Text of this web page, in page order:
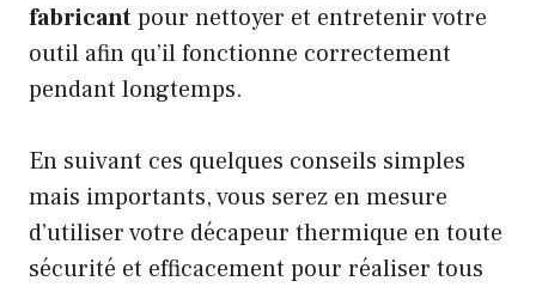
fabricantpour nettoyer et entretenir votre
outil afin qu’il fonctionne correctement
pendant longtemps.
En suivant ces quelques conseils simples
mais importants, vous serez en mesure
d’utiliser votre décapeur thermique en toute
sécurité et efficacement pour réaliser tous